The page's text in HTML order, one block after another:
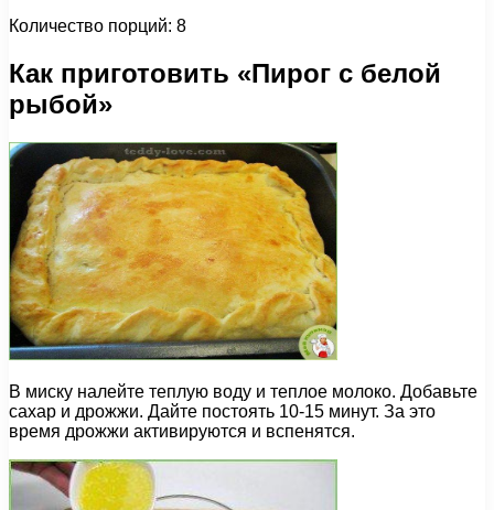
Количество порций: 8
Как приготовить «Пирог с белой
рыбой»
В миску налейте теплую воду и теплое молоко. Добавьте
сахар и дрожжи. Дайте постоять 10-15 минут. За это
время дрожжи активируются и вспенятся.